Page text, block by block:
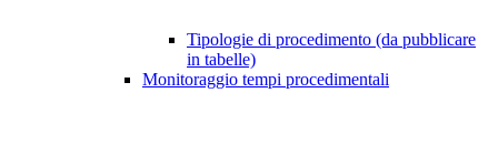
Tipologie di procedimento (da pubblicare
in tabelle)
Monitoraggio tempi procedimentali